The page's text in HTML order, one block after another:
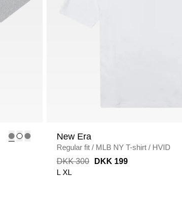
New Era
Regular fit / MLB NY T-shirt / HVID
DKK 300
DKK 199
L XL